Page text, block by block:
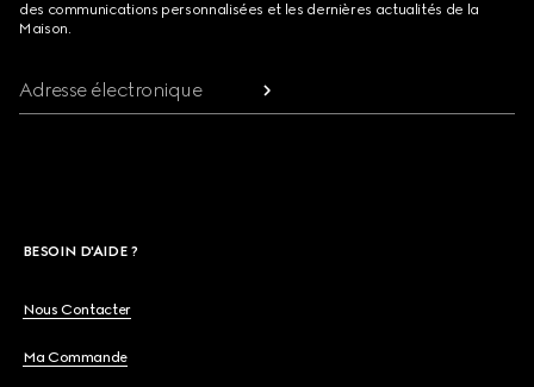
des communications personnalisées et les dernières actualités de la
Maison.
Adresse électronique
BESOIN D'AIDE ?
Nous Contacter
Ma Commande